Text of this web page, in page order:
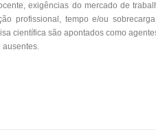
exigências do mercado de
profissional, tempo e/ou
científica são apontados como
ausentes.